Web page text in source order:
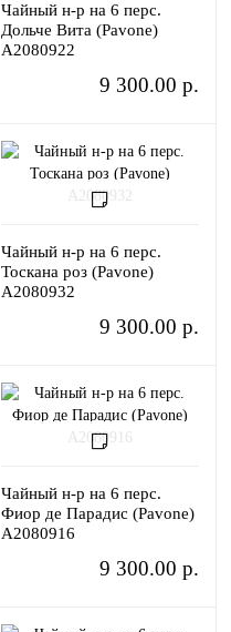
Чайный н-р на 6 перс.
Дольче Вита (Pavone)
A2080922
9 300.00 р.
Чайный н-р на 6 перс.
Тоскана роз (Pavone)
A2080932
9 300.00 р.
Чайный н-р на 6 перс.
Фиор де Парадис (Pavone)
A2080916
9 300.00 р.